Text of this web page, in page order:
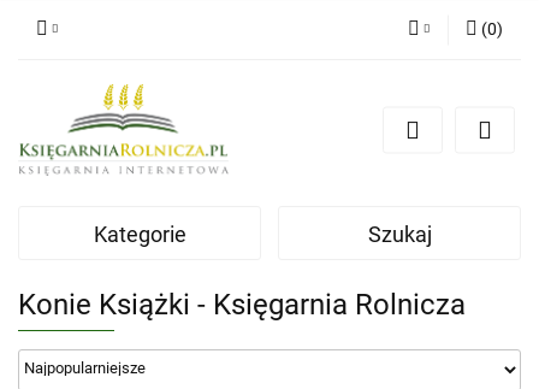
Zarejestruj się
(0)
Kategorie Szukaj
Konie Książki - Księgarnia Rolnicza